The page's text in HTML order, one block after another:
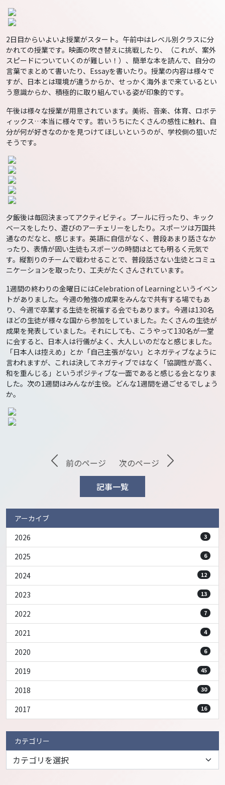
2日目からいよいよ授業がスタート。午前中はレベル別クラスに分
かれての授業です。映画の吹き替えに挑戦したり、（これが、案外
スピードについていくのが難しい！）、簡単な本を読んで、自分の
言葉でまとめて書いたり、Essayを書いたり。授業の内容は様々で
すが、日本とは環境が違うからか、せっかく海外まで来ているとい
う意識からか、積極的に取り組んでいる姿が印象的です。
午後は様々な授業が用意されています。美術、音楽、体育、ロボテ
ィックス…本当に様々です。若いうちにたくさんの感性に触れ、自
分が何が好きなのかを見つけてほしいというのが、学校側の狙いだ
そうです。
夕飯後は毎回決まってアクティビティ。プールに行ったり、キック
ベースをしたり、遊びのアーチェリーをしたり。スポーツは万国共
通なのだなと、感じます。英語に自信がなく、普段あまり話さなか
ったり、表情が固い生徒もスポーツの時間はとても明るく元気で
す。縦割りのチームで戦わせることで、普段話さない生徒とコミュ
ニケーションを取ったり、工夫がたくさんされています。
1週間の終わりの金曜日にはCelebration of Learningというイベン
トがありました。今週の勉強の成果をみんなで共有する場でもあ
り、今週で卒業する生徒を祝福する会でもあります。今週は130名
ほどの生徒が様々な国から参加をしていました。たくさんの生徒が
成果を発表していました。それにしても、こうやって130名が一堂
に会すると、日本人は行儀がよく、大人しいのだなと感じました。
「日本人は控えめ」とか「自己主張がない」とネガティブなように
言われますが、これは決してネガティブではなく「協調性が高く、
和を重んじる」というポジティブな一面であると感じる会となりま
した。次の1週間はみんなが主役。どんな1週間を過ごせるでしょう
か。
前のページ
記事一覧
次のページ
アーカイブ
2026
3
2025 6
2024 12
2023 13
2022 7
2021 4
2020 6
2019 45
2018 30
2017 16
カテゴリー